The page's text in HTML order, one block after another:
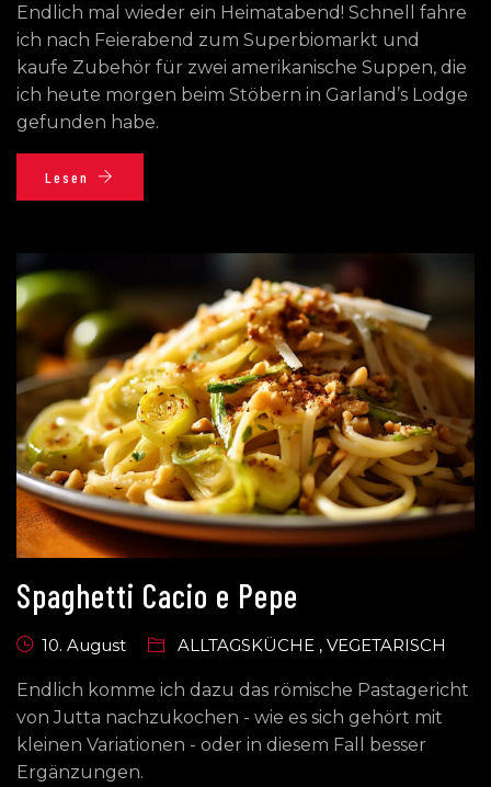
Endlich mal wieder ein Heimatabend! Schnell fahre
ich nach Feierabend zum Superbiomarkt und
kaufe Zubehör für zwei amerikanische Suppen, die
ich heute morgen beim Stöbern in Garland’s Lodge
gefunden habe.
Lesen
Spaghetti Cacio e Pepe
10. August ALLTAGSKÜCHE , VEGETARISCH
Endlich komme ich dazu das römische Pastagericht
von Jutta nachzukochen - wie es sich gehört mit
kleinen Variationen - oder in diesem Fall besser
Ergänzungen.